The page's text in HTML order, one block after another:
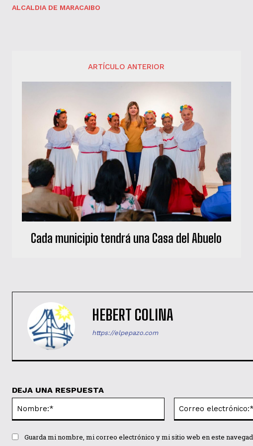
ALCALDIA DE MARACAIBO
ARTÍCULO ANTERIOR
Cada municipio tendrá una Casa del Abuelo
HEBERT COLINA
https://elpepazo.com
DEJA UNA RESPUESTA
Guarda mi nombre, mi correo electrónico y mi sitio web en este